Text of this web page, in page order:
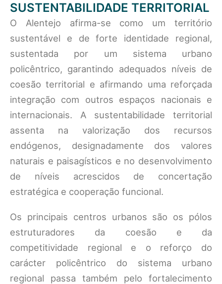
SUSTENTABILIDADE TERRITORIAL
O Alentejo afirma-se como um território
sustentável e de forte identidade regional,
sustentada por um sistema urbano
policêntrico, garantindo adequados níveis de
coesão territorial e afirmando uma reforçada
integração com outros espaços nacionais e
internacionais. A sustentabilidade territorial
assenta na valorização dos recursos
endógenos, designadamente dos valores
naturais e paisagísticos e no desenvolvimento
de níveis acrescidos de concertação
estratégica e cooperação funcional.
Os principais centros urbanos são os pólos
estruturadores da coesão e da
competitividade regional e o reforço do
carácter policêntrico do sistema urbano
regional passa também pelo fortalecimento